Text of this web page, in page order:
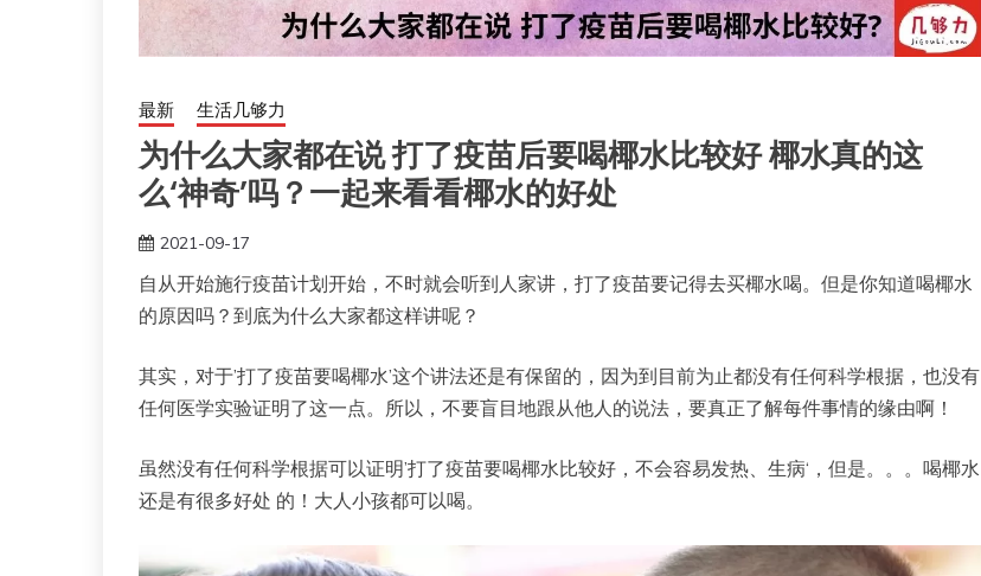
最新 生活几够力
为什么大家都在说 打了疫苗后要喝椰水比较好 椰水真的这
么‘神奇’吗？一起来看看椰水的好处
2021-09-17
自从开始施行疫苗计划开始，不时就会听到人家讲，打了疫苗要记得去买椰水喝。但是你知道喝椰水
的原因吗？到底为什么大家都这样讲呢？
其实，对于’打了疫苗要喝椰水’这个讲法还是有保留的，因为到目前为止都没有任何科学根据，也没有
任何医学实验证明了这一点。所以，不要盲目地跟从他人的说法，要真正了解每件事情的缘由啊！
虽然没有任何科学根据可以证明’打了疫苗要喝椰水比较好，不会容易发热、生病‘，但是。。。喝椰水
还是有很多好处 的！大人小孩都可以喝。